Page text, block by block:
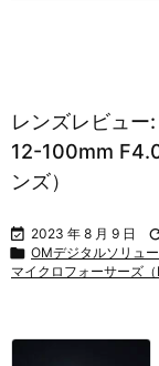
レンズレビュー
12-100mm
ンズ）
 2023 年 8 月 9 日
 OMデジタルソリュ
マイクロフォーサーズ（